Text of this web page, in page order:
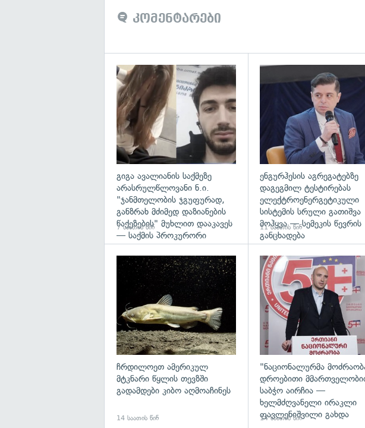
კომენტარები
გიგა ავალიანის საქმეზე
არასრულწლოვანი ნ.ი.
"ჯანმთელობის ჯგუფურად,
განზრახ მძიმედ დაზიანების
წაქეზების" მუხლით დააკავეს
— საქმის პროკურორი
7 საათის წინ
ენგურჰესის აგრეგატებზე
დაგეგმილ ტესტირებას
ელექტროენერგეტიკული
სისტემის სრული გათიშვა
მოჰყვა — სემეკის წევრის
განცხადება
11 საათის წინ
გადახედვა
ჩრდილოეთ ამერიკულ
მტკნარი წყლის თევზში
გადამდები კიბო აღმოაჩინეს
14 საათის წინ
"ნაციონალურმა
დროებითი
საბჭო აირჩია —
ხელმძღვანელი ირაკლი
ფავლენიშვილი გახდა
14 საათის წინ